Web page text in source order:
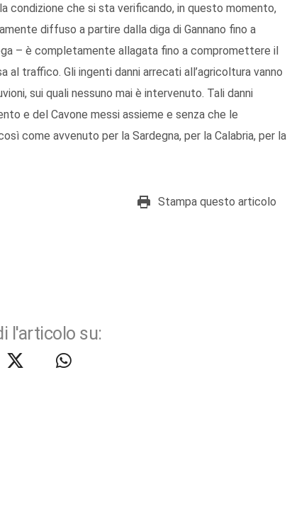
condizione che si sta verificando, in questo momento,
diffuso a partire dalla diga di Gannano fino a
– è completamente allagata fino a compromettere il
al traffico. Gli ingenti danni arrecati all’agricoltura vanno
sui quali nessuno mai è intervenuto. Tali danni
e del Cavone messi assieme e senza che le
come avvenuto per la Sardegna, per la Calabria, per la
Stampa questo articolo
l'articolo su: